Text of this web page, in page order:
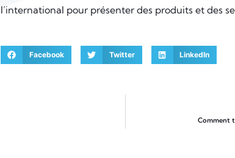
l’international pour présenter des produits et des
Facebook Twitter LinkedIn
Comment